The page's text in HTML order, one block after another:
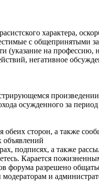
характера,
с общепринятыми
на
негативное
осужденного за
обеих сторон, а также
объявлений
подписях, а также
Карается
форума разрешено
и